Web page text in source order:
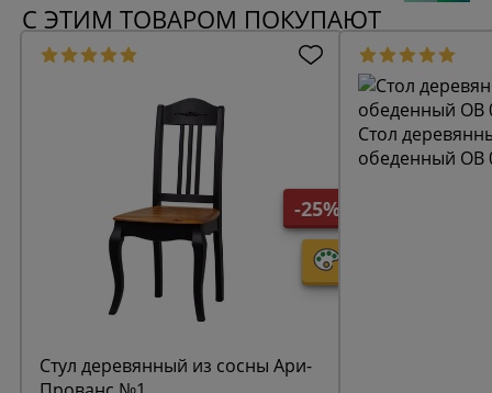
С ЭТИМ ТОВАРОМ ПОКУПАЮТ
-25%
Стул деревянный из сосны Ари-
Стол
обеденный ОВ